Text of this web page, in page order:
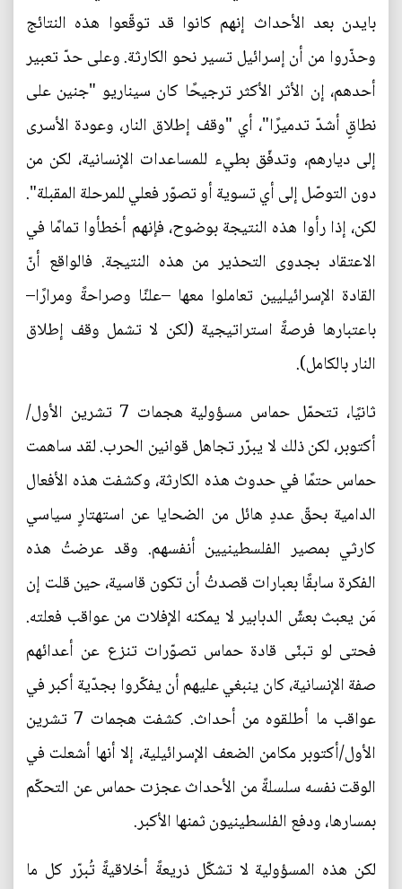
بايدن بعد الأحداث إنهم كانوا قد توقّعوا هذه النتائج
وحذّروا من أن إسرائيل تسير نحو الكارثة. وعلى حدّ تعبير
أحدهم، إن الأثر الأكثر ترجيحًا كان سيناريو "جنين على
نطاقٍ أشدّ تدميرًا"، أي "وقف إطلاق النار، وعودة الأسرى
إلى ديارهم، وتدفّق بطيء للمساعدات الإنسانية، لكن من
دون التوصّل إلى أي تسوية أو تصوّر فعلي للمرحلة المقبلة".
لكن، إذا رأوا هذه النتيجة بوضوح، فإنهم أخطأوا تمامًا في
الاعتقاد بجدوى التحذير من هذه النتيجة. فالواقع أنّ
القادة الإسرائيليين تعاملوا معها –علنًا وصراحةً ومرارًا–
باعتبارها فرصةً استراتيجية (لكن لا تشمل وقف إطلاق
النار بالكامل).
ثانيًا، تتحمّل حماس مسؤولية هجمات 7 تشرين الأول/
أكتوبر، لكن ذلك لا يبرّر تجاهل قوانين الحرب. لقد ساهمت
حماس حتمًا في حدوث هذه الكارثة، وكشفت هذه الأفعال
الدامية بحقّ عددٍ هائل من الضحايا عن استهتارٍ سياسي
كارثي بمصير الفلسطينيين أنفسهم. وقد عرضتُ هذه
الفكرة سابقًا بعبارات قصدتُ أن تكون قاسية، حين قلت إن
مَن يعبث بعشّ الدبابير لا يمكنه الإفلات من عواقب فعلته.
فحتى لو تبنّى قادة حماس تصوّرات تنزع عن أعدائهم
صفة الإنسانية، كان ينبغي عليهم أن يفكّروا بجدّية أكبر في
عواقب ما أطلقوه من أحداث. كشفت هجمات 7 تشرين
الأول/أكتوبر مكامن الضعف الإسرائيلية، إلا أنها أشعلت في
الوقت نفسه سلسلةً من الأحداث عجزت حماس عن التحكّم
بمسارها، ودفع الفلسطينيون ثمنها الأكبر.
لكن هذه المسؤولية لا تشكّل ذريعةً أخلاقيةً تُبرّر كل ما